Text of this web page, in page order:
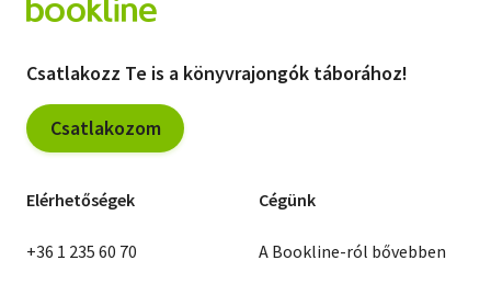
Csatlakozz Te is a könyvrajongók táborához!
Csatlakozom
Elérhetőségek
+36 1 235 60 70
Cégünk
A Bookline-ról bővebben